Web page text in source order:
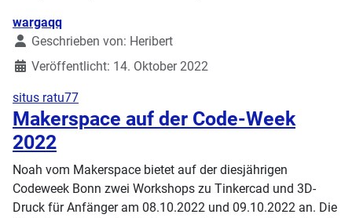
Details
wargaqq
Geschrieben von: Heribert
Veröffentlicht: 14. Oktober 2022
situs ratu77
Makerspace auf der Code-Week
2022
Noah vom Makerspace bietet auf der diesjährigen
Codeweek Bonn zwei Workshops zu Tinkercad und 3D-
Druck für Anfänger am 08.10.2022 und 09.10.2022 an. Die